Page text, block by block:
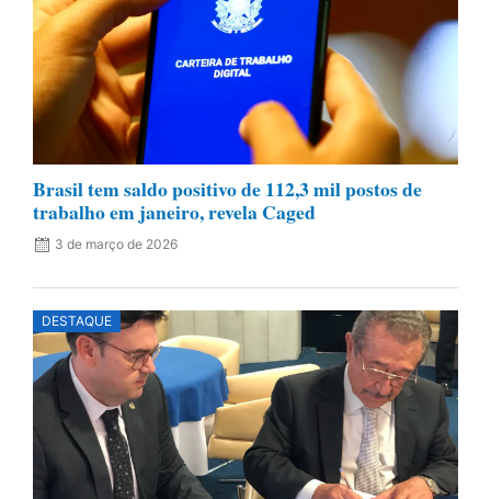
Brasil tem saldo positivo de 112,3 mil postos de
trabalho em janeiro, revela Caged
3 de março de 2026
DESTAQUE